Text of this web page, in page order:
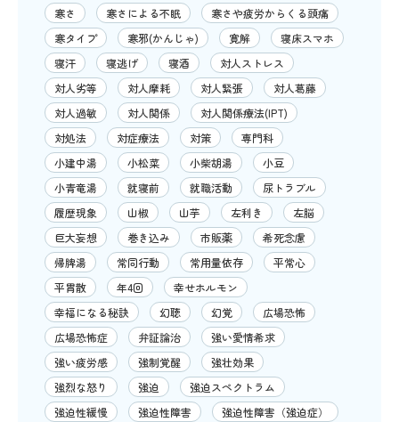
寒さ
寒さによる不眠
寒さや疲労からくる頭痛
寒タイプ
寒邪(かんじゃ) 寛解
寝床スマホ
寝汗
寝逃げ 寝酒
対人ストレス
対人劣等
対人摩耗 対人緊張
対人葛藤
対人過敏
対人関係
対人関係療法(IPT)
対処法
対症療法 対策
専門科
小建中湯
小松菜 小柴胡湯
小豆
小青竜湯
就寝前 就職活動
尿トラブル
履歴現象
山椒 山芋 左利き
左脳
巨大妄想
巻き込み 市販薬
希死念慮
帰脾湯
常同行動 常用量依存
平常心
平胃散
年4回
幸せホルモン
幸福になる秘訣
幻聴 幻覚
広場恐怖
広場恐怖症
弁証論治
強い愛情希求
強い疲労感
強制覚醒
強壮効果
強烈な怒り
強迫
強迫スペクトラム
強迫性緩慢
強迫性障害
強迫性障害（強迫症）